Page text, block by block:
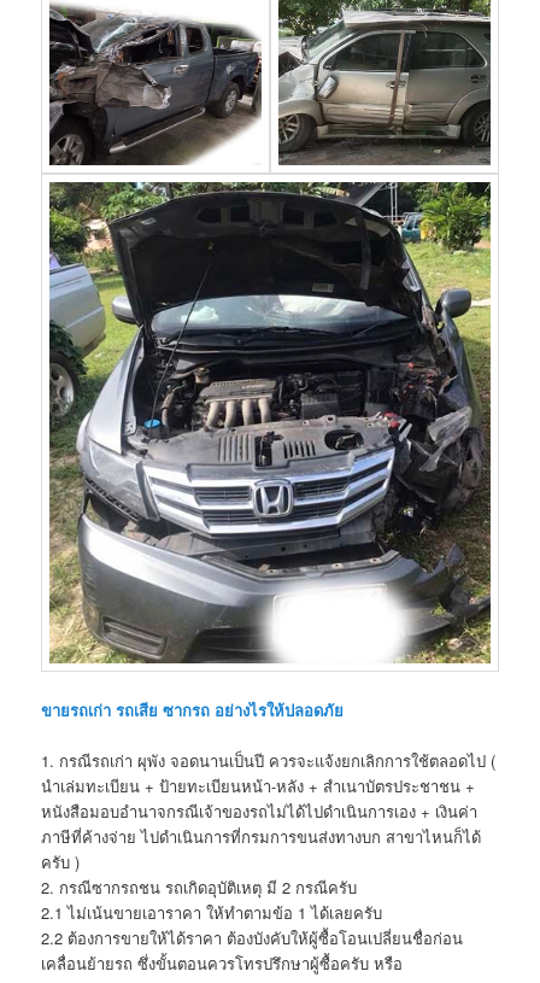
ขายรถเก่า รถเสีย ซากรถ อย่างไรให้ปลอดภัย
1. กรณีรถเก่า ผุพัง จอดนานเป็นปี ควรจะแจ้งยกเลิกการใช้ตลอดไป (
นำเล่มทะเบียน + ป้ายทะเบียนหน้า-หลัง + สำเนาบัตรประชาชน +
หนังสือมอบอำนาจกรณีเจ้าของรถไม่ได้ไปดำเนินการเอง + เงินค่า
ภาษีที่ค้างจ่าย ไปดำเนินการที่กรมการขนส่งทางบก สาขาไหนก็ได้
ครับ )
2. กรณีซากรถชน รถเกิดอุบัติเหตุ มี 2 กรณีครับ
2.1 ไม่เน้นขายเอาราคา ให้ทำตามข้อ 1 ได้เลยครับ
2.2 ต้องการขายให้ได้ราคา ต้องบังคับให้ผู้ซื้อโอนเปลี่ยนชื่อก่อน
เคลื่อนย้ายรถ ซึ่งขั้นตอนควรโทรปรึกษาผู้ซื้อครับ หรือ